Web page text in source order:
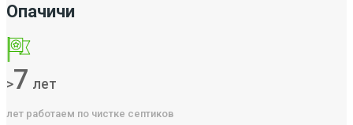
Опачичи
>7 лет
лет работаем по чистке септиков